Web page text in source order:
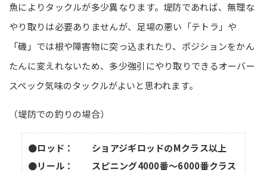
魚によりタックルが多少異なります。堤防であれば、無理な
やり取りは必要ありませんが、足場の悪い「テトラ」や
「磯」では根や障害物に突っ込まれたり、ポジションをかん
たんに変えれないため、多少強引にやり取りできるオーバー
スペック気味のタックルがよいと思われます。
（堤防での釣りの場合）
●ロッド： ショアジギロッドのMクラス以上
●リール： スピニング4000番～6000番クラス